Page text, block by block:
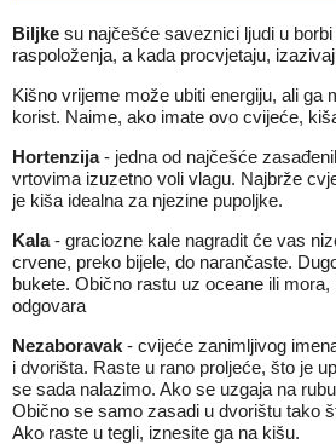
Biljke su najčešće saveznici ljudi u
raspoloženja, a kada procvjetaju,
Kišno vrijeme može ubiti energiju, ali ga
korist. Naime, ako imate ovo cvijeće,
Hortenzija- jedna od najčešće
vrtovima izuzetno voli vlagu. Najbrže
je kiša idealna za njezine pupoljke.
Kala- graciozne kale nagradit će vas
crvene, preko bijele, do narančaste.
bukete. Obično rastu uz oceane ili
odgovara
Nezaboravak - cvijeće zanimljivog
i dvorišta. Raste u rano proljeće, što je
se sada nalazimo. Ako se uzgaja na
Obično se samo zasadi u dvorištu tako
Ako raste u tegli, iznesite ga na kišu.